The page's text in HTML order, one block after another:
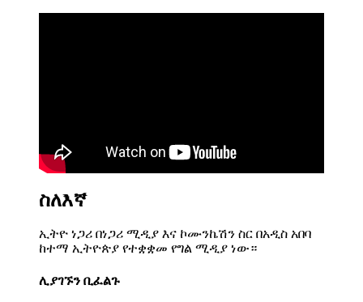
ስለእኛ
ኢትዮ ነጋሪ በነጋሪ ሚዲያ እና ኮሙንኬሽን ስር በአዲስ አበባ
ከተማ ኢትዮጵያ የተቋቋመ የግል ሚዲያ ነው።
ሊያገኙን ቢፈልጉ